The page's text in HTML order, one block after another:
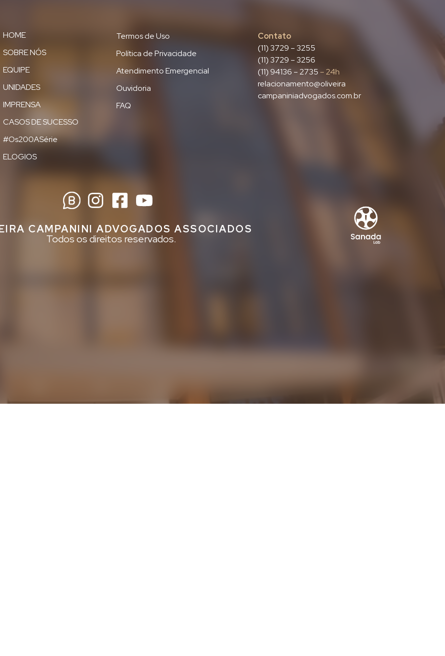
HOME
SOBRE NÓS
EQUIPE
UNIDADES
IMPRENSA
CASOS DE SUCESSO
#Os200ASérie
ELOGIOS
Termos de Uso
Política de Privacidade
Atendimento Emergencial
Ouvidoria
FAQ
Contato
(11) 3729 – 3255
(11) 3729 – 3256
(11) 94136 – 2735 – 24h
relacionamento@oliveira
campaniniadvogados.com.br
CAMPANINI ADVOGADOS ASSOCIADOS
Todos os direitos reservados.